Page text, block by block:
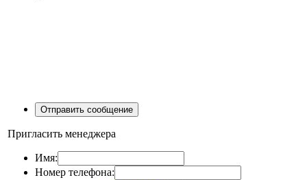
Пригласить менеджера
Имя:
Номер телефона: